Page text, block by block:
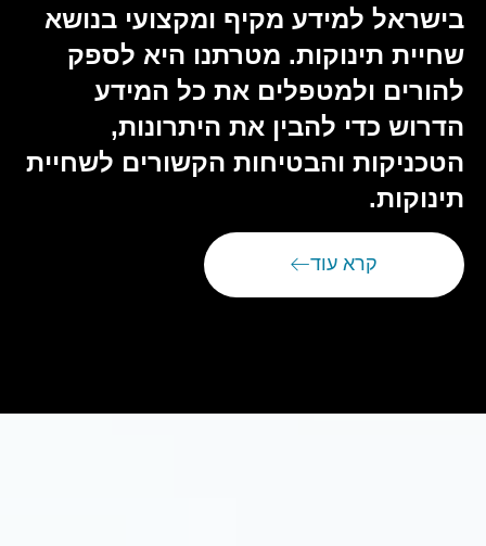
בישראל למידע מקיף ומקצועי בנושא
שחיית תינוקות. מטרתנו היא לספק
להורים ולמטפלים את כל המידע
הדרוש כדי להבין את היתרונות,
הטכניקות והבטיחות הקשורים לשחיית
תינוקות.
קרא עוד